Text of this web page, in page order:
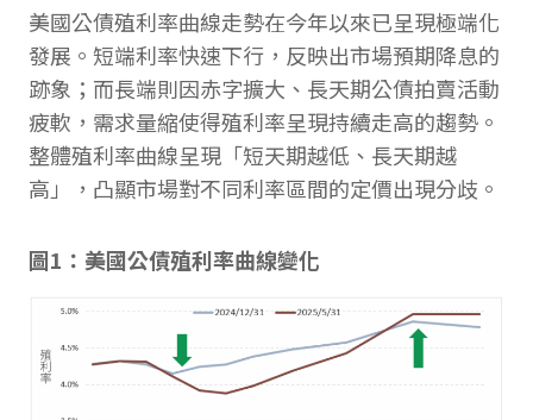
美國公債殖利率曲線走勢在今年以來已呈現極端化
發展。短端利率快速下行，反映出市場預期降息的
跡象；而長端則因赤字擴大、長天期公債拍賣活動
疲軟，需求量縮使得殖利率呈現持續走高的趨勢。
整體殖利率曲線呈現「短天期越低、長天期越
高」，凸顯市場對不同利率區間的定價出現分歧。
圖1：美國公債殖利率曲線變化